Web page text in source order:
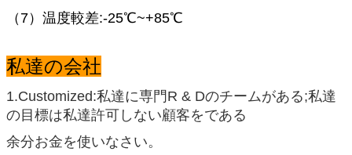
（7）温度較差:-25℃~+85℃
私達の会社
1.Customized:私達に専門R & Dのチームがある;私達
の目標は私達許可しない顧客をである
余分お金を使いなさい。